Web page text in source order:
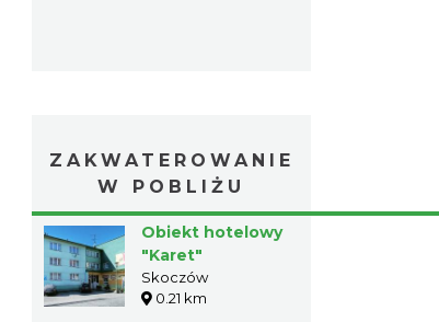
ZAKWATEROWANIE
W POBLIŻU
Obiekt hotelowy
"Karet"
Skoczów
0.21 km